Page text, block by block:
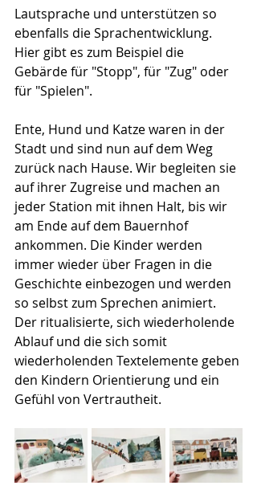
Lautsprache und unterstützen so
ebenfalls die Sprachentwicklung.
Hier gibt es zum Beispiel die
Gebärde für "Stopp", für "Zug" oder
für "Spielen".
Ente, Hund und Katze waren in der
Stadt und sind nun auf dem Weg
zurück nach Hause. Wir begleiten sie
auf ihrer Zugreise und machen an
jeder Station mit ihnen Halt, bis wir
am Ende auf dem Bauernhof
ankommen. Die Kinder werden
immer wieder über Fragen in die
Geschichte einbezogen und werden
so selbst zum Sprechen animiert.
Der ritualisierte, sich wiederholende
Ablauf und die sich somit
wiederholenden Textelemente geben
den Kindern Orientierung und ein
Gefühl von Vertrautheit.